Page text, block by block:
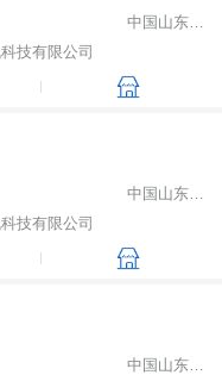
中国山东省潍坊市
技有限公司
中国山东省潍坊市
技有限公司
中国山东省潍坊市